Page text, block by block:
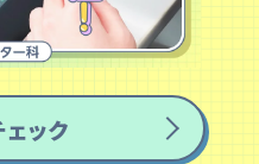
ック